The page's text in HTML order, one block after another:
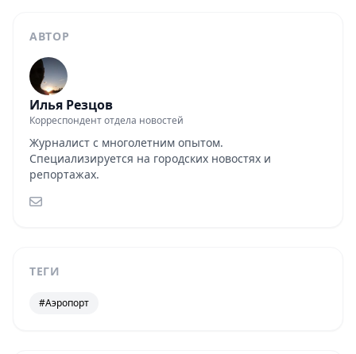
АВТОР
Илья Резцов
Корреспондент отдела новостей
Журналист с многолетним опытом.
Специализируется на городских новостях и
репортажах.
ТЕГИ
#Аэропорт